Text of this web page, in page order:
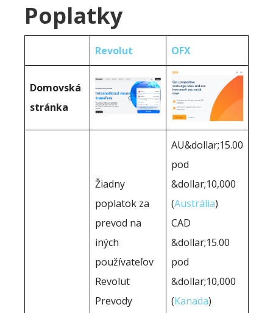
Poplatky
Revolut OFX
Domovská
stránka
Žiadny
poplatok za
prevod na
iných
používateľov
Revolut
Prevody
AU&dollar;15.00
pod
&dollar;10,000
(Austrália)
CAD
&dollar;15.00
pod
&dollar;10,000
(Kanada)